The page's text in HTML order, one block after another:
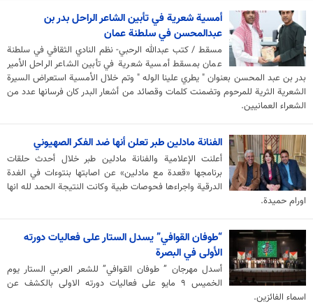
أمسية شعرية في تأبين الشاعر الراحل بدر بن
عبدالمحسن في سلطنة عمان
مسقط / كتب عبدالله الرحبي- نظم النادي الثقافي في سلطنة
عمان بمسقط أمسية شعرية في تأبين الشاعر الراحل الأمير
بدر بن عبد المحسن بعنوان " يطري علينا الوله " وتم خلال الأمسية استعراض السيرة
الشعرية الثرية للمرحوم وتضمنت كلمات وقصائد من أشعار البدر كان فرسانها عدد من
الشعراء العمانيين.
الفنانة مادلين طبر تعلن أنها ضد الفكر الصهيوني
أعلنت الإعلامية والفنانة مادلين طبر خلال أحدث حلقات
برنامجها «قعدة مع مادلين» عن اصابتها بنتوءات في الغدة
الدرقية واجراءها فحوصات طبية وكانت النتيجة الحمد لله انها
اورام حميدة.
“طوفان القوافي” يسدل الستار على فعاليات دورته
الأولى في البصرة
أسدل مهرجان ” طوفان القوافي” للشعر العربي الستار يوم
الخميس ٩ مايو على فعاليات دورته الاولى بالكشف عن
اسماء الفائزين.